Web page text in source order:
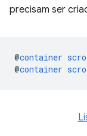
precisam ser
@container
@container